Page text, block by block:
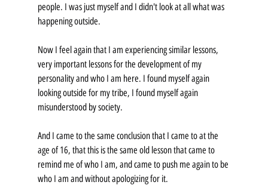
people. I was just myself and I didn't look at all what was
happening outside.
Now I feel again that I am experiencing similar lessons,
very important lessons for the development of my
personality and who I am here. I found myself again
looking outside for my tribe, I found myself again
misunderstood by society.
And I came to the same conclusion that I came to at the
age of 16, that this is the same old lesson that came to
remind me of who I am, and came to push me again to be
who I am and without apologizing for it.